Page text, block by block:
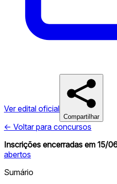
Ver edital oficial
Compartilhar
← Voltar para concursos
Inscrições encerradas em 15/
abertos
Sumário